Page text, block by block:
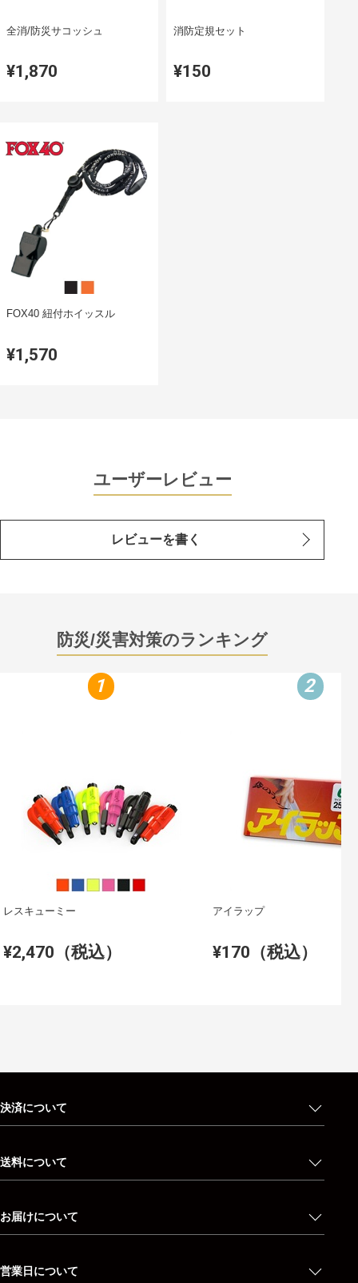
全消/防災サコッシュ
¥1,870
消防定規セット
¥150
FOX40 紐付ホイッスル
¥1,570
ユーザーレビュー
レビューを書く
防災/災害対策のランキング
1
レスキューミー
¥2,470（税込）
2
アイラップ
¥170（税込）
決済について
送料について
お届けについて
営業日について